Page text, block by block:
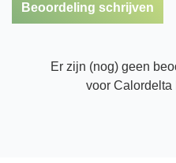
Beoordeling schrijven
Er zijn (nog) geen
voor Calordelta